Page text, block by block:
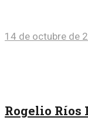
14 de octubre de
Rogelio Ríos